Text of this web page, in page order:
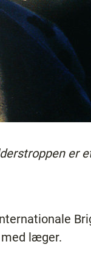
er
læger.